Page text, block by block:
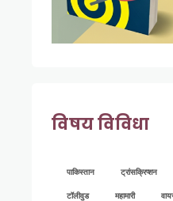
विषय विविधा
पाकिस्तान ट्रांसक्रिप्शन
टॉलीवुड महामारी